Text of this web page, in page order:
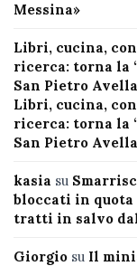
Messina»
Libri, cucina,
ricerca: torna la
San Pietro
Libri, cucina,
ricerca: torna la
San Pietro
kasia su
bloccati in quota
tratti in salvo
Giorgiosu Il